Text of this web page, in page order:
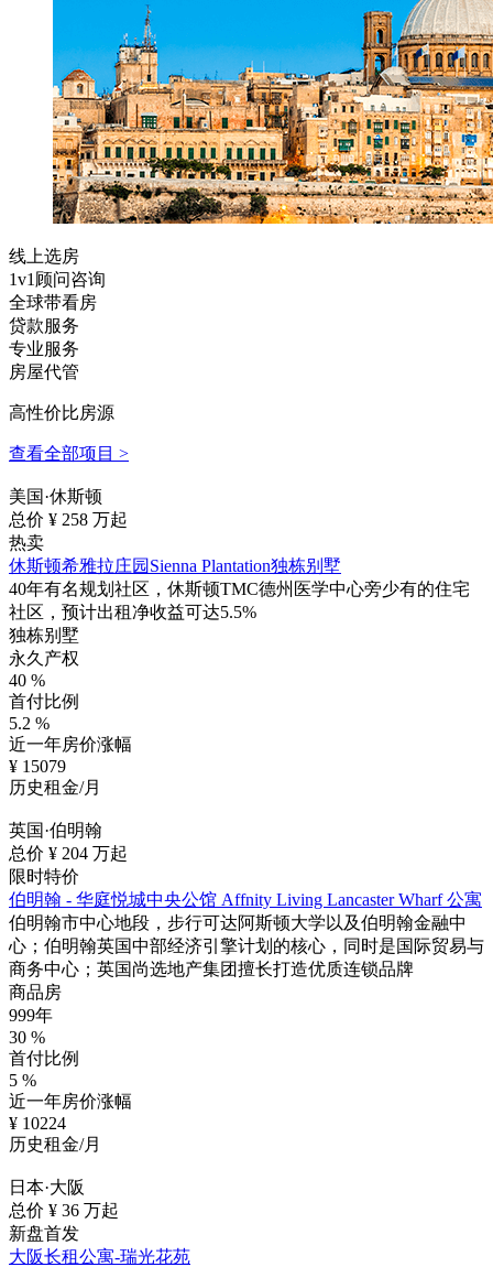
线上选房
1v1顾问咨询
全球带看房
贷款服务
专业服务
房屋代管
高性价比房源
查看全部项目 >
美国·休斯顿
总价 ¥ 258 万起
热卖
休斯顿希雅拉庄园Sienna Plantation独栋别墅
40年有名规划社区，休斯顿TMC德州医学中心旁少有的住宅
社区，预计出租净收益可达5.5%
独栋别墅
永久产权
40 %
首付比例
5.2 %
近一年房价涨幅
¥ 15079
历史租金/月
英国·伯明翰
总价 ¥ 204 万起
限时特价
伯明翰 - 华庭悦城中央公馆 Affnity Living Lancaster Wharf 公寓
伯明翰市中心地段，步行可达阿斯顿大学以及伯明翰金融中
心；伯明翰英国中部经济引擎计划的核心，同时是国际贸易与
商务中心；英国尚选地产集团擅长打造优质连锁品牌
商品房
999年
30 %
首付比例
5 %
近一年房价涨幅
¥ 10224
历史租金/月
日本·大阪
总价 ¥ 36 万起
新盘首发
大阪长租公寓-瑞光花苑